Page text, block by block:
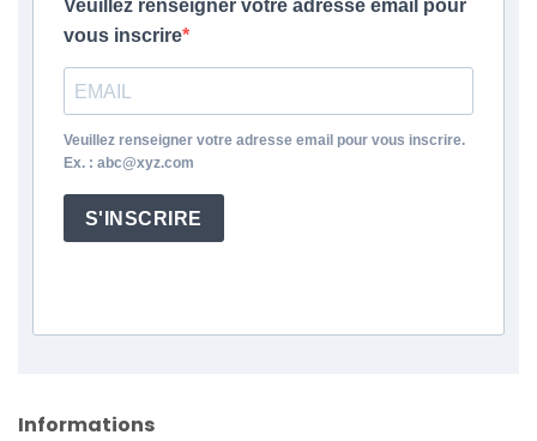
Informations
Veuillez renseigner votre adresse email pour
vous inscrire
Veuillez renseigner votre adresse email pour vous inscrire.
Ex. : abc@xyz.com
S'INSCRIRE